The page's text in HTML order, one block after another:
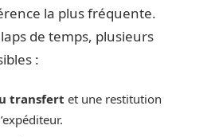
la plus fréquente.
de temps, plusieurs
:
transfert et une restitution